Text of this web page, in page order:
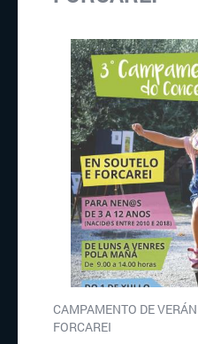
CAMPAMENTO DE
FORCAREI